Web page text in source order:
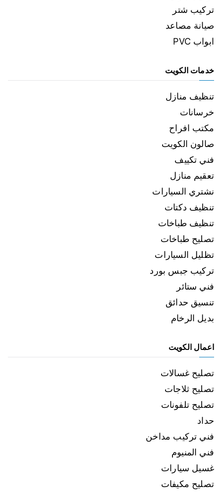
تركيب شتر
صيانة مصاعد
ابواب PVC
خدمات الكويت
تنظيف منازل
خرسانات
مكتب افراح
صالون الكويت
فني تكييف
تعقيم منازل
نشتري السيارات
تنظيف دكتات
تنظيف طباخات
تصليح طباخات
تظليل السيارات
تركيب جبس بورد
فني ستائر
تنسيق حدائق
بديل الرخام
اعمال الكويت
تصليح غسالات
تصليح ثلاجات
تصليح تلفونات
حداد
فني تركيب مداخن
فني المنيوم
غسيل سيارات
تصليح مكيفات